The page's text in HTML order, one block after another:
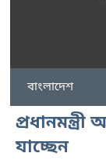
বাংলাদেশ
যাচ্ছেন